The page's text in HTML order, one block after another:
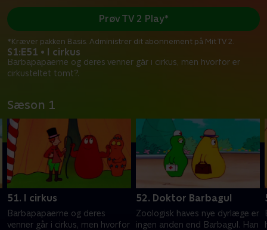
S1:E51 • I cirkus
Barbapapaerne og deres venner går i cirkus, men hvorfor er
cirkusteltet tomt?.
Prøv TV 2 Play*
*Kræver pakken Basis. Administrer dit abonnement på Mit TV 2.
Sæson 1
51. I cirkus
Barbapapaerne og deres
venner går i cirkus, men hvorfor
52. Doktor Barbagul
Zoologisk haves nye dyrlæge er
ingen anden end Barbagul. Han